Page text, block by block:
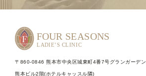
〒860-0846 熊本市中央区城東町4番7号グランガーデン
熊本ビル2階(ホテルキャッスル隣)